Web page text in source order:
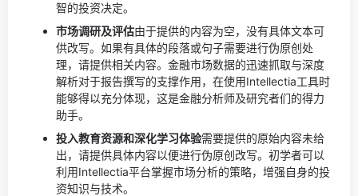
智的投资决定。
市场调研及评估由于提供的内容为空，没有具体文本可
供改写。如果有具体的段落或句子需要进行伪原创处
理，请提供相关内容。 金融市场数据的迅速抓取与深度
解析对于报告撰写的支撑作用，在使用Intellectia工具时
能够得以充分体现，这是金融分析师及研究者们的得力
助手。
投入教育资源和深化学习体验需要提供的原始内容未给
出，请提供具体内容以便进行伪原创改写。 初学者可以
利用Intellectia平台掌握市场分析的策略，增强自身的投
资知识与技术。